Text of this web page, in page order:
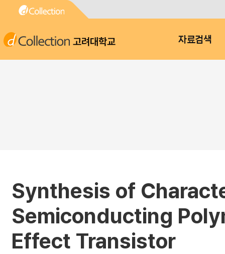
고려대학교 자료검색
Synthesis of
Semiconducting
Effect Transistor